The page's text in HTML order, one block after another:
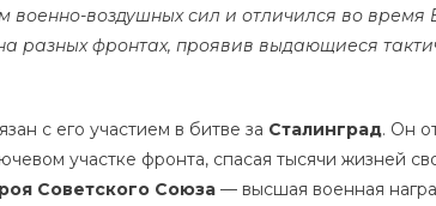
военно-воздушных сил и отличился во время
разных фронтах, проявив выдающиеся
с его участием в битве за Сталинград. Он
участке фронта, спасая тысячи жизней
Советского Союза — высшая военная